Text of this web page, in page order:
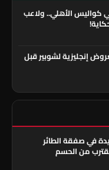
كواليس الأهلي.. ولاعب
إنجليزية لشوبير قبل
في صفقة الطائر
من الحسم